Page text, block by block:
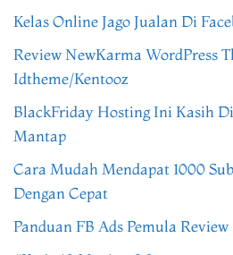
Kelas Online Jago Jualan Di
Review NewKarma WordPress
Idtheme/Kentooz
BlackFriday Hosting Ini Kasih
Mantap
Cara Mudah Mendapat 1000
Dengan Cepat
Panduan FB Ads Pemula Review